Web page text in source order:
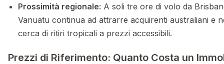
Prossimità regionale: A soli tre ore di volo da
Vanuatu continua ad attrarre acquirenti australiani e
cerca di ritiri tropicali a prezzi accessibili.
Prezzi di Riferimento: Quanto Costa un